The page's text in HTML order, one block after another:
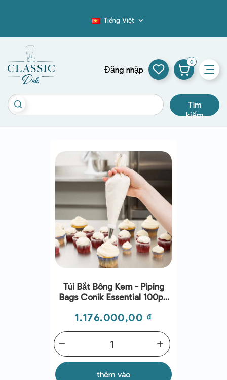
Tiếng Việt 
Tìm
kiếm
Đăng nhập
0
Túi Bắt Bông Kem - Piping
Bags Conik Essential 100pc
Giá
1.176.000,00 ₫
add
remove
thêm vào